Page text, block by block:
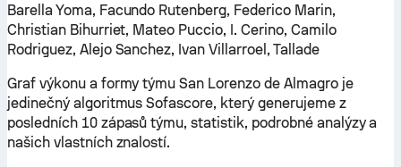
Barella Yoma, Facundo Rutenberg, Federico Marin,
Christian Bihurriet, Mateo Puccio, I. Cerino, Camilo
Rodriguez, Alejo Sanchez, Ivan Villarroel, Tallade
Graf výkonu a formy týmu San Lorenzo de Almagro je
jedinečný algoritmus Sofascore, který generujeme z
posledních 10 zápasů týmu, statistik, podrobné analýzy a
našich vlastních znalostí.